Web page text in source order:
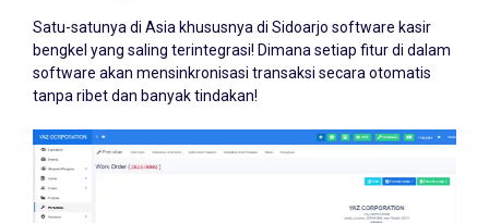
Satu-satunya di Asia khususnya di Sidoarjo software kasir
bengkel yang saling terintegrasi! Dimana setiap fitur di dalam
software akan mensinkronisasi transaksi secara otomatis
tanpa ribet dan banyak tindakan!